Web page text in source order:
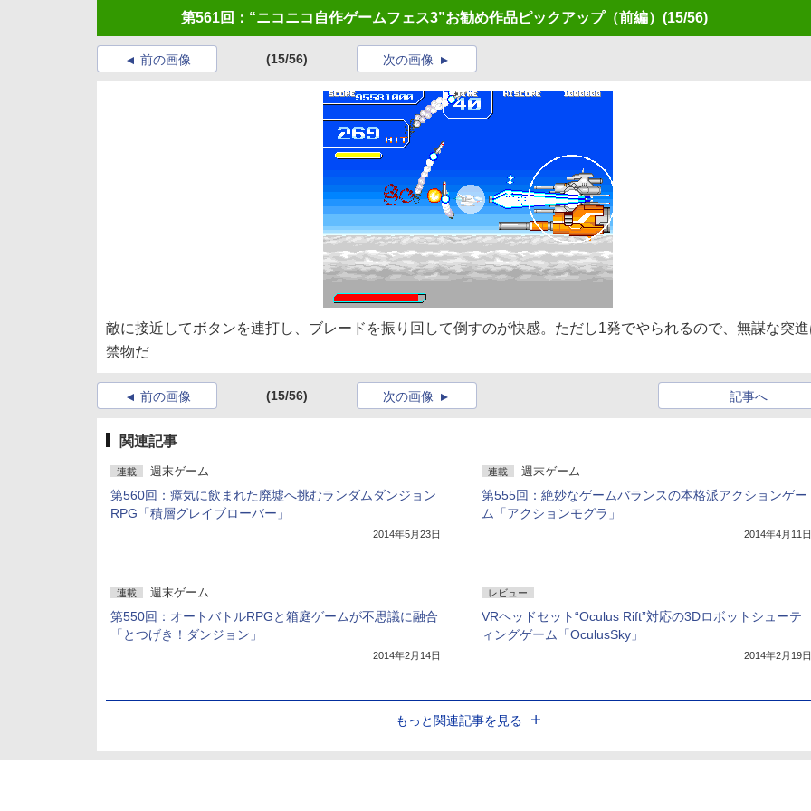
第561回：“ニコニコ自作ゲームフェス3”お勧め作品ピックアップ（前編） (15/56)
前の画像 (15/56) 次の画像
敵に接近してボタンを連打し、ブレードを振り回して倒すのが快感。ただし1発でやられるので、無謀な突
禁物だ
前の画像 (15/56) 記事へ
次の画像
関連記事
連載 週末ゲーム
第560回：瘴気に飲まれた廃墟へ挑むランダムダンジョン
RPG「積層グレイブローバー」
2014年5月23日
連載 週末ゲーム
第555回：絶妙なゲームバランスの本格派アクションゲー
ム「アクションモグラ」
2014年4月11日
連載 週末ゲーム
第550回：オートバトルRPGと箱庭ゲームが不思議に融合
「とつげき！ダンジョン」
2014年2月14日
レビュー
VRヘッドセット“Oculus Rift”対応の3Dロボットシューテ
ィングゲーム「OculusSky」
2014年2月19日
もっと関連記事を見る